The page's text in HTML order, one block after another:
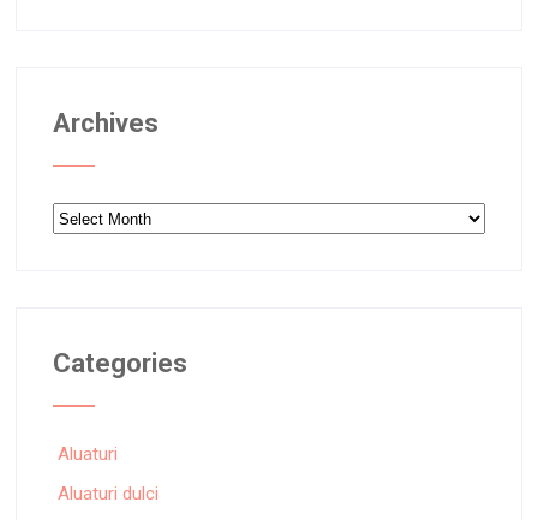
Archives
Archives
Categories
Aluaturi
Aluaturi dulci